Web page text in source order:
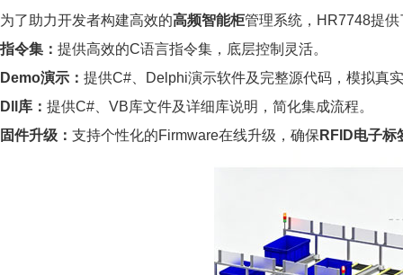
为了助力开发者构建高效的高频智能柜管理系统，HR7748提
指令集： 提供高效的C语言指令集，底层控制灵活。
Demo演示： 提供C#、Delphi演示软件及完整源代码，模拟真实
Dll库： 提供C#、VB库文件及详细库说明，简化集成流程。
固件升级： 支持个性化的Firmware在线升级，确保 RFID电子标